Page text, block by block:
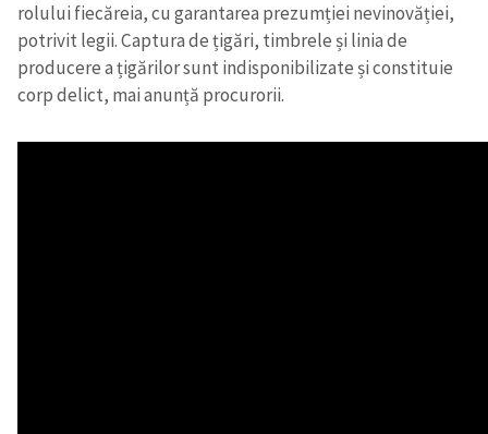
rolului fiecăreia, cu garantarea prezumției nevinovăției,
potrivit legii. Captura de țigări, timbrele și linia de
producere a țigărilor sunt indisponibilizate și constituie
corp delict, mai anunță procurorii.